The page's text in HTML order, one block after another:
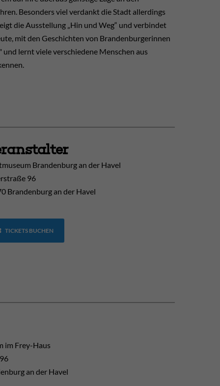
Besonders viel verdankt die Stadt allerdings
die Ausstellung „Hin und Weg“ und verbindet
mit den Geschichten von Brandenburgerinnen
lernt viele verschiedene Menschen aus
Brandenburg an der Havel
96
Brandenburg an der Havel
TICKETS BUCHEN
im Frey-Haus
an der Havel